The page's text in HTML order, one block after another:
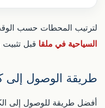
لترتيب المحطات حسب الوقت
السياحية في ملقا قبل تثبيت
طريقة الوصول إلى
أفضل طريقة للوصول إلى